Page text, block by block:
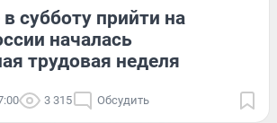
в субботу прийти на
началась
трудовая неделя
3 315 Обсудить